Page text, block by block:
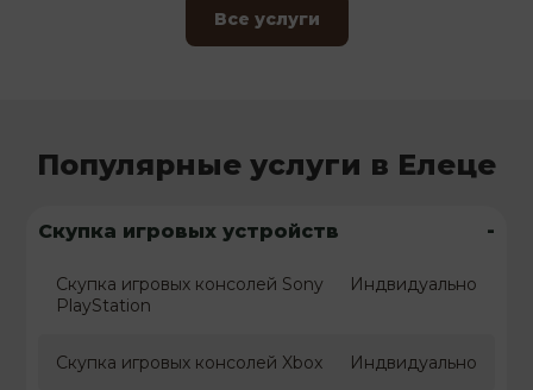
Все услуги
Популярные услуги в Елеце
Скупка игровых устройств -
Скупка игровых консолей Sony
PlayStation
Индвидуально
Скупка игровых консолей Xbox Индвидуально